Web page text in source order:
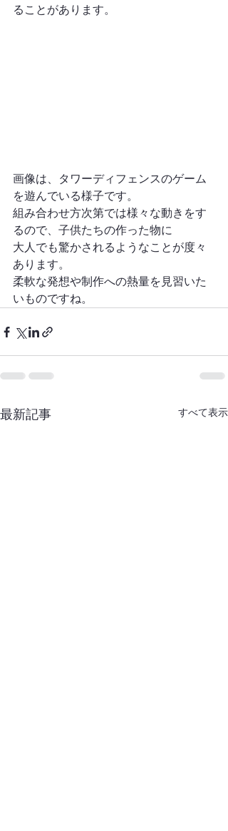
ることがあります。
画像は、タワーディフェンスのゲーム
を遊んでいる様子です。
組み合わせ方次第では様々な動きをす
るので、子供たちの作った物に
大人でも驚かされるようなことが度々
あります。
柔軟な発想や制作への熱量を見習いた
いものですね。
最新記事 すべて表示